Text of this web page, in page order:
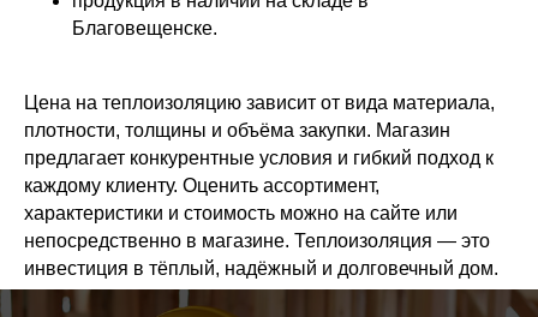
Благовещенске.
Цена на теплоизоляцию зависит от вида материала,
плотности, толщины и объёма закупки. Магазин
предлагает конкурентные условия и гибкий подход к
каждому клиенту. Оценить ассортимент,
характеристики и стоимость можно на сайте или
непосредственно в магазине. Теплоизоляция — это
инвестиция в тёплый, надёжный и долговечный дом.